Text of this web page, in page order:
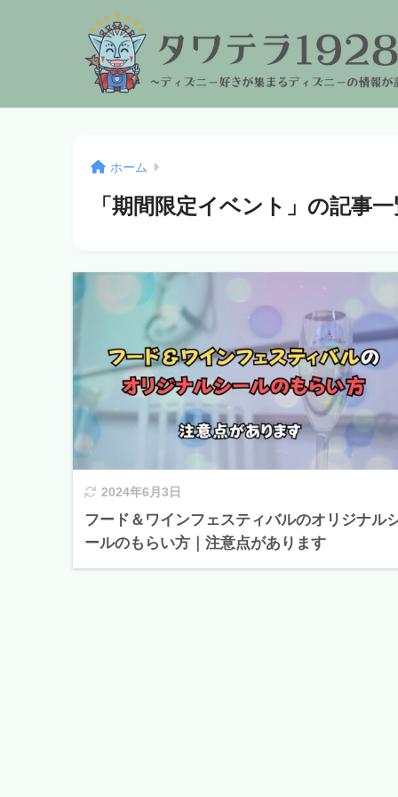
ホーム
「期間限定イベント」の記事
2024年6月3日
フード＆ワインフェスティバルのオリジナル
ールのもらい方｜注意点があります